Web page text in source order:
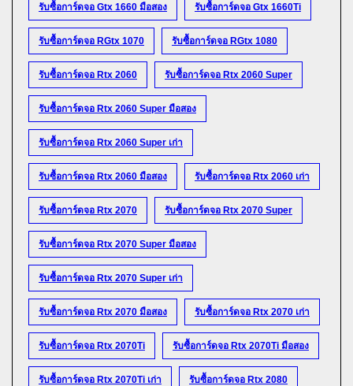
รับซื้อการ์ดจอ Gtx 1660 มือสอง รับซื้อการ์ดจอ Gtx 1660Ti
รับซื้อการ์ดจอ RGtx 1070 รับซื้อการ์ดจอ RGtx 1080
รับซื้อการ์ดจอ Rtx 2060 รับซื้อการ์ดจอ Rtx 2060 Super
รับซื้อการ์ดจอ Rtx 2060 Super มือสอง
รับซื้อการ์ดจอ Rtx 2060 Super เก่า
รับซื้อการ์ดจอ Rtx 2060 มือสอง รับซื้อการ์ดจอ Rtx 2060 เก่า
รับซื้อการ์ดจอ Rtx 2070 รับซื้อการ์ดจอ Rtx 2070 Super
รับซื้อการ์ดจอ Rtx 2070 Super มือสอง
รับซื้อการ์ดจอ Rtx 2070 Super เก่า
รับซื้อการ์ดจอ Rtx 2070 มือสอง รับซื้อการ์ดจอ Rtx 2070 เก่า
รับซื้อการ์ดจอ Rtx 2070Ti รับซื้อการ์ดจอ Rtx 2070Ti มือสอง
รับซื้อการ์ดจอ Rtx 2070Ti เก่า รับซื้อการ์ดจอ Rtx 2080